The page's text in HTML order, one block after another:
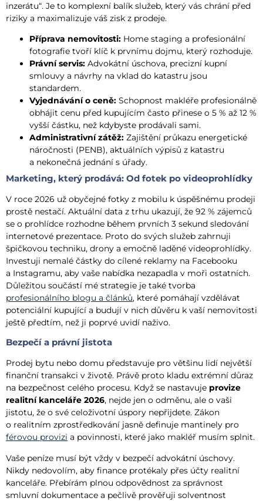
inzerátu“. Je to komplexní balík služeb, který vás chrání před
riziky a maximalizuje váš zisk z prodeje.
Příprava nemovitosti: Home staging a profesionální
fotografie tvoří klíč k prvnímu dojmu, který rozhoduje.
Právní servis: Advokátní úschova, precizní kupní
smlouvy a návrhy na vklad do katastru jsou
standardem.
Vyjednávání o ceně: Schopnost makléře profesionálně
obhájit cenu před kupujícím často přinese o 5 % až 12 %
vyšší částku, než kdybyste prodávali sami.
Administrativní zátěž: Zajištění průkazu energetické
náročnosti (PENB), aktuálních výpisů z katastru
a nekonečná jednání s úřady.
Marketing, který prodává: Od fotek po videoprohlídky
V roce 2026 už obyčejné fotky z mobilu k úspěšnému prodeji
prostě nestačí. Aktuální data z trhu ukazují, že 92 % zájemců
se o prohlídce rozhodne během prvních 3 sekund sledování
internetové prezentace. Proto do svých služeb zahrnuji
špičkovou techniku, drony a emočně laděné videoprohlídky.
Investuji nemalé částky do cílené reklamy na Facebooku
a Instagramu, aby vaše nabídka nezapadla v moři ostatních.
Důležitou součástí mé strategie je také tvorba
profesionálního blogu a článků, které pomáhají vzdělávat
potenciální kupující a budují v nich důvěru k vaší nemovitosti
ještě předtím, než ji poprvé uvidí naživo.
Bezpečí a právní jistota
Prodej bytu nebo domu představuje pro většinu lidí největší
finanční transakci v životě. Právě proto kladu extrémní důraz
na bezpečnost celého procesu. Když se nastavuje provize
realitní kanceláře 2026, nejde jen o odměnu, ale o vaši
jistotu, že o své celoživotní úspory nepřijdete. Zákon
o realitním zprostředkování jasně definuje mantinely pro
férovou provizi a povinnosti, které jako makléř musím splnit.
Vaše peníze musí být vždy v bezpečí advokátní úschovy.
Nikdy nedovolím, aby finance protékaly přes účty realitní
kanceláře. Přebírám plnou odpovědnost za správnost
smluvní dokumentace a pečlivě prověřuji solventnost